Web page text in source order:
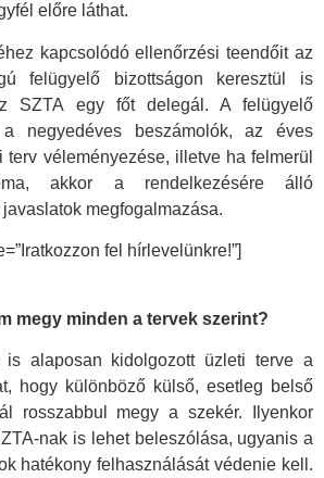
előre láthat.
kapcsolódó ellenőrzési teendőit az
felügyelő bizottságon keresztül is
SZTA egy főt delegál. A felügyelő
a negyedéves beszámolók, az éves
terv véleményezése, illetve ha felmerül
akkor a rendelkezésére álló
megfogalmazása.
fel hírlevelünkre!”]
megy minden a tervek szerint?
is alaposan kidolgozott üzleti terve a
hogy különböző külső, esetleg belső
rosszabbul megy a szekér. Ilyenkor
nak is lehet beleszólása, ugyanis a
hatékony felhasználását védenie kell.